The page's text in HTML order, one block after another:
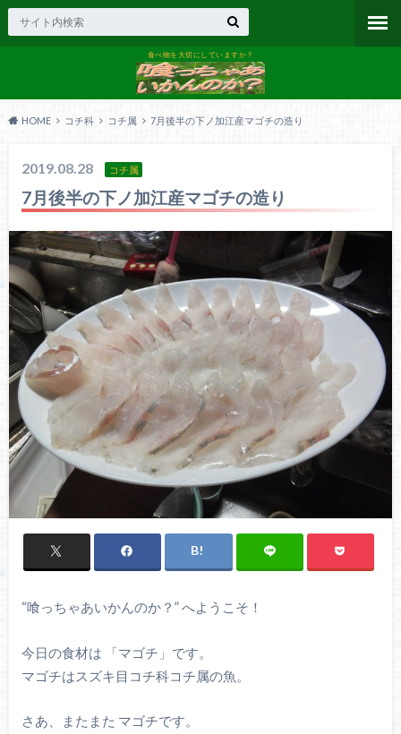
食べ物を大切にしていますか？
HOME コチ科 コチ属 7月後半の下ノ加江産マゴチの造り
2019.08.28 コチ属
7月後半の下ノ加江産マゴチの造り
“喰っちゃあいかんのか？” へようこそ！
今日の食材は 「マゴチ」です。
マゴチはスズキ目コチ科コチ属の魚。
さあ、またまた マゴチです。